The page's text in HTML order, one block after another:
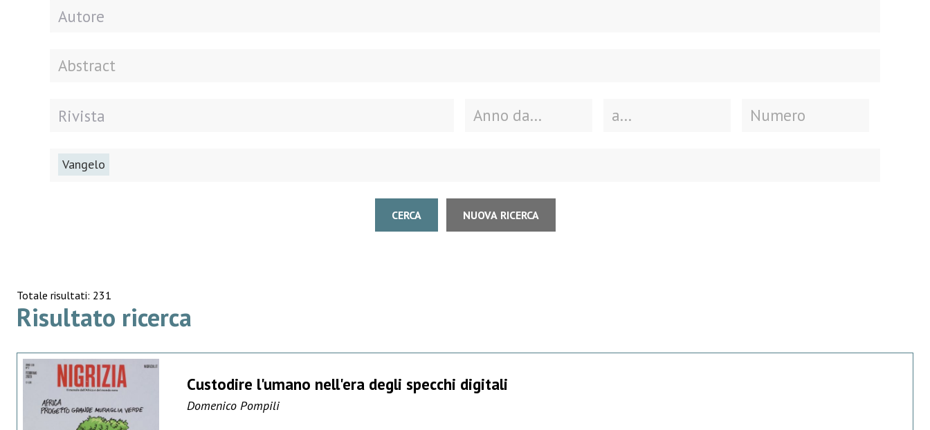
Vangelo
CERCA NUOVA RICERCA
Totale risultati: 231
Risultato ricerca
Custodire l'umano nell'era degli specchi digitali
Domenico Pompili